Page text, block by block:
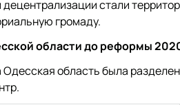
стали
громаду.
области до реформы
область была